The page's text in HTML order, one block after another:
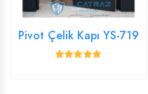
Pivot Çelik Kapı YS-719